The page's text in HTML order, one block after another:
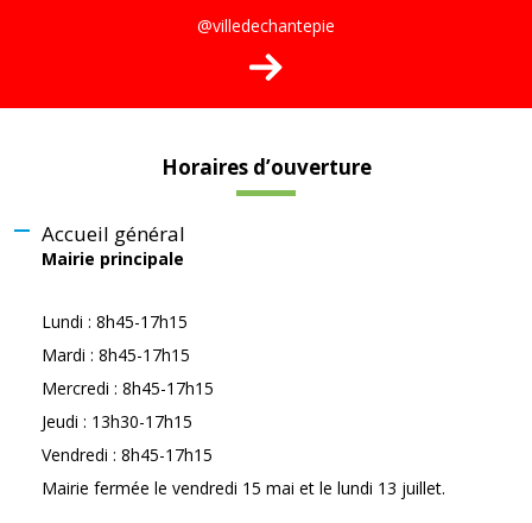
@villedechantepie
Horaires d’ouverture
Accueil général
Mairie principale
Lundi : 8h45-17h15
Mardi : 8h45-17h15
Mercredi : 8h45-17h15
Jeudi : 13h30-17h15
Vendredi : 8h45-17h15
Mairie fermée le vendredi 15 mai et le lundi 13 juillet.